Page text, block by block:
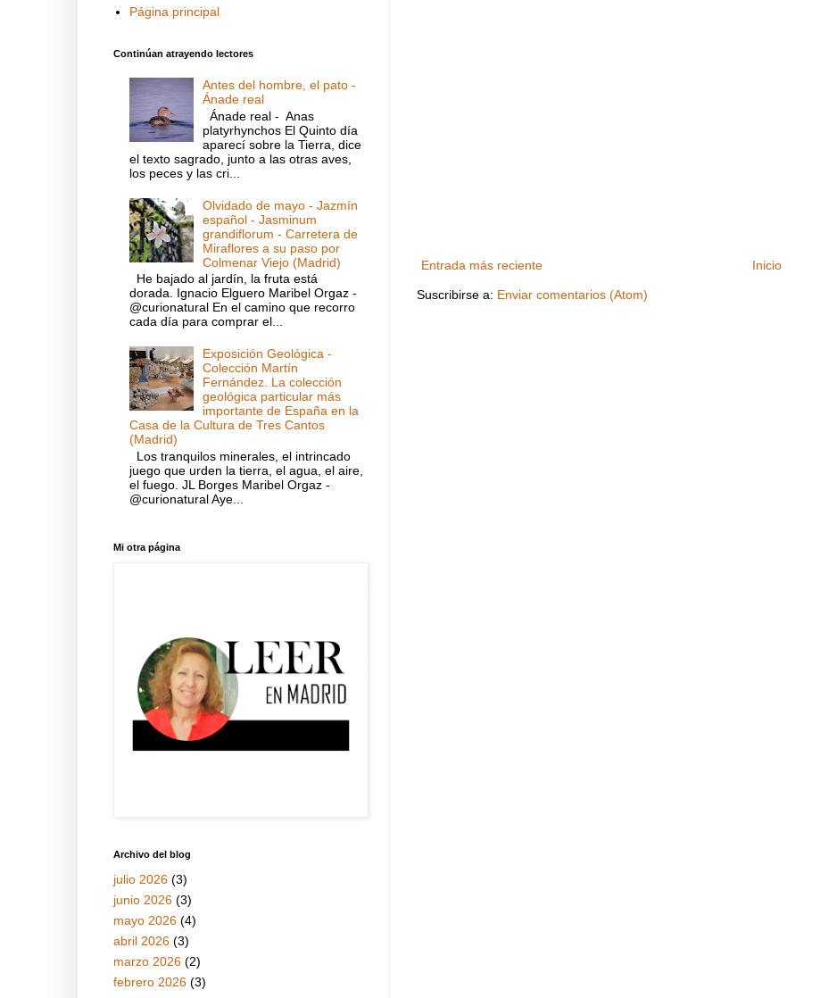
Entrada más reciente Inicio
Suscribirse a: Enviar comentarios (Atom)
Página principal
Continúan atrayendo lectores
Antes del hombre, el pato -
Ánade real
Ánade real - Anas
platyrhynchos El Quinto día
aparecí sobre la Tierra, dice
el texto sagrado, junto a las otras aves,
los peces y las cri...
Olvidado de mayo - Jazmín
español - Jasminum
grandiflorum - Carretera de
Miraflores a su paso por
Colmenar Viejo (Madrid)
He bajado al jardín, la fruta está
dorada. Ignacio Elguero Maribel Orgaz -
@curionatural En el camino que recorro
cada día para comprar el...
Exposición Geológica -
Colección Martín
Fernández. La colección
geológica particular más
importante de España en la
Casa de la Cultura de Tres Cantos
(Madrid)
Los tranquilos minerales, el intrincado
juego que urden la tierra, el agua, el aire,
el fuego. JL Borges Maribel Orgaz -
@curionatural Aye...
Mi otra página
Archivo del blog
julio 2026 (3)
junio 2026 (3)
mayo 2026 (4)
abril 2026 (3)
marzo 2026 (2)
febrero 2026 (3)